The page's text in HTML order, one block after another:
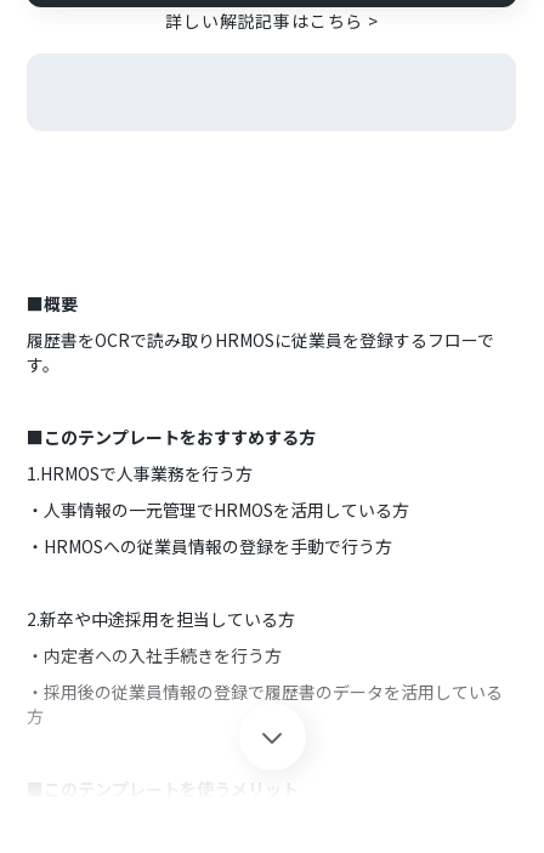
詳しい解説記事はこちら >
■概要
履歴書をOCRで読み取りHRMOSに従業員を登録するフローで
す。
■このテンプレートをおすすめする方
1.HRMOSで人事業務を行う方
・人事情報の一元管理でHRMOSを活用している方
・HRMOSへの従業員情報の登録を手動で行う方
2.新卒や中途採用を担当している方
・内定者への入社手続きを行う方
・採用後の従業員情報の登録で履歴書のデータを活用している
方
■このテンプレートを使うメリット